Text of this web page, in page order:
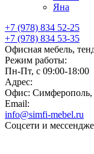
Яна
+7 (978) 834 52-25
+7 (978) 834 53-35
Офисная мебель,
Режим работы:
Пн-Пт, с 09:00-18:00
Адрес:
Офис: Симферополь,
Email:
info@simfi-mebel.ru
Соцсети и